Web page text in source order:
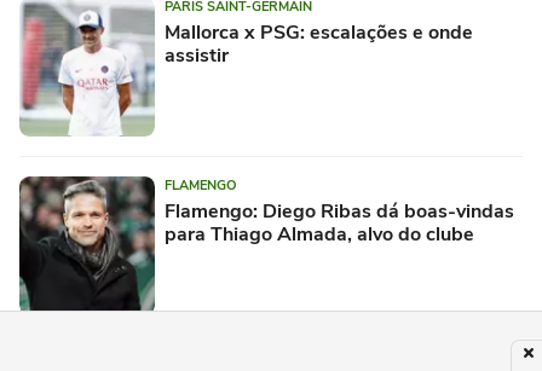
PARIS SAINT-GERMAIN
Mallorca x PSG: escalações e onde
assistir
FLAMENGO
Flamengo: Diego Ribas dá boas-vindas
para Thiago Almada, alvo do clube